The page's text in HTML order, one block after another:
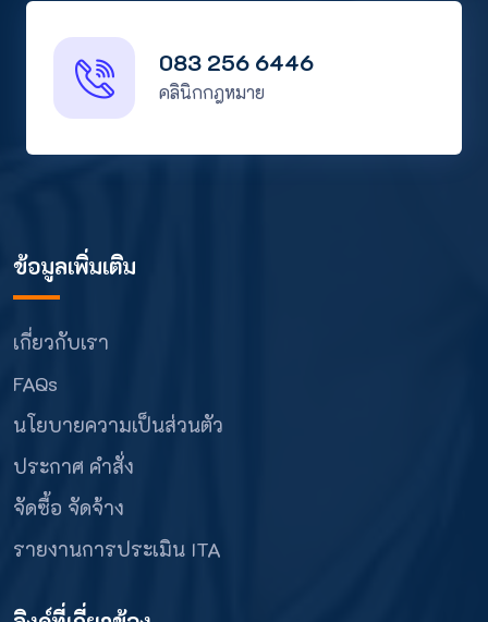
083 256 6446
คลินิกกฎหมาย
ข้อมูลเพิ่มเติม
เกี่ยวกับเรา
FAQs
นโยบายความเป็นส่วนตัว
ประกาศ คำสั่ง
จัดซื้อ จัดจ้าง
รายงานการประเมิน ITA